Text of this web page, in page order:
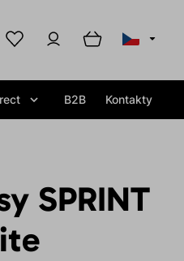
B2B Kontakty
SPRINT